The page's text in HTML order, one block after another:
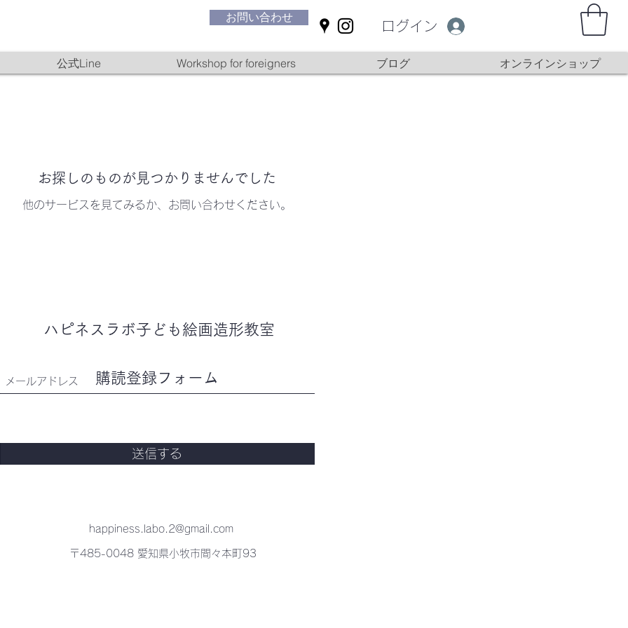
お問い合わせ
ログイン
お探しのものが見つかりませんでした
他のサービスを見てみるか、お問い合わせください。
公式Line Workshop for foreigners ブログ オンラインショップ
ハピネスラボ子ども 絵画造形教室
購読登録フォーム
送信する
happiness.labo.2@gmail.com
〒485-0048 愛知県小牧市間々本町93